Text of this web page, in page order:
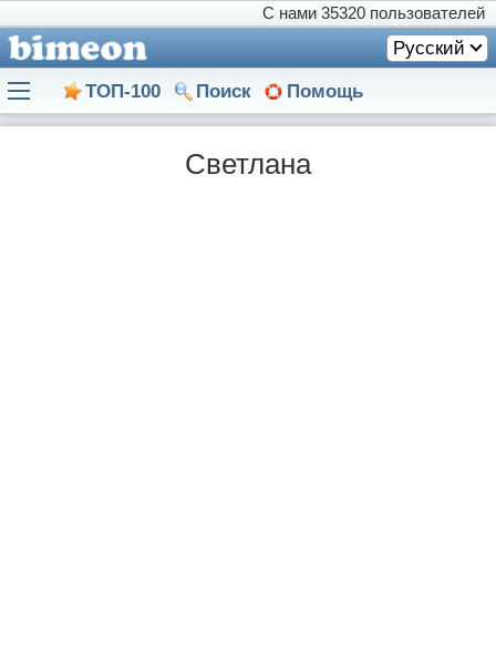
С нами 35320 пользователей
Русский
ТОП-100 Поиск Помощь
Светлана